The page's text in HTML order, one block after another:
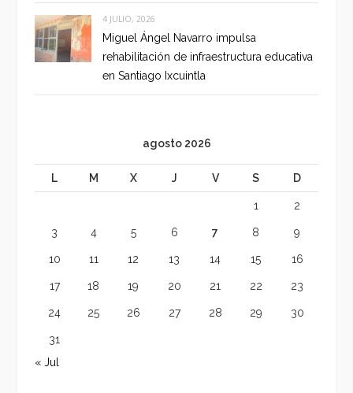
4 JULIO, 2026
Miguel Ángel Navarro impulsa
rehabilitación de infraestructura educativa
en Santiago Ixcuintla
agosto 2026
L M X J V S D
1 2
3 4 5 6 7 8 9
10 11 12 13 14 15 16
17 18 19 20 21 22 23
24 25 26 27 28 29 30
31
« Jul